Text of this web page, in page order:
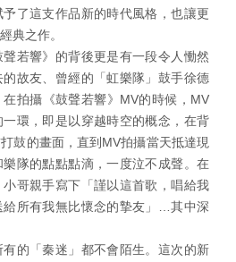
了這支作品新的時代風格，也讓更
典之作。
若響》的背後更是有一段令人慟然
故友、曾經的「虹樂隊」鼓手徐德
拍攝《鼓聲若響》MV的時候，MV
環，即是以穿越時空的概念，在背
鼓的畫面，直到MV拍攝當天抵達現
隊的點點點滴，一度泣不成聲。在
哥親手寫下「謹以這首歌，唱給我
給所有我無比懷念的摯友」…其中深
的「秦迷」都不會陌生。這次的新